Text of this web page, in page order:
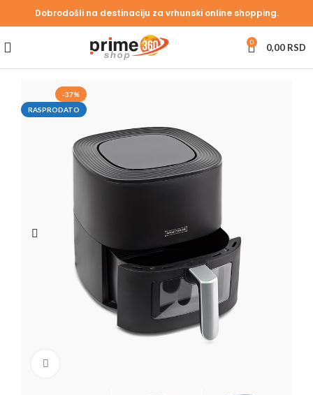
Dobrodošli na destinaciju za vrhunski online shopping.
0 0,00 RSD
-37%
RASPRODATO